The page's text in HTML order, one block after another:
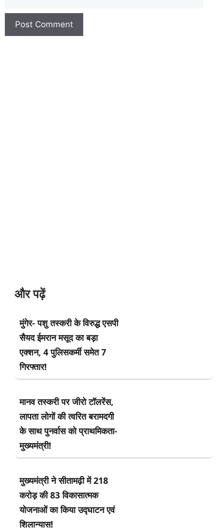
और पढ़ें
मुंगेर- पशु तस्करी के विरुद्ध एसपी
सैयद ईमरान मसूद का बड़ा
एक्शन, 4 पुलिसकर्मी समेत 7
गिरफ्तार!
मानव तस्करी पर जीरो टॉलरेंस,
लापता लोगों की त्वरित बरामदगी
के साथ पुनर्वास को प्राथमिकता-
मुख्यमंत्री!
मुख्यमंत्री ने सीतामढ़ी में 218
करोड़ की 83 विकासात्मक
योजनाओं का किया उद्घाटन एवं
शिलान्यास!